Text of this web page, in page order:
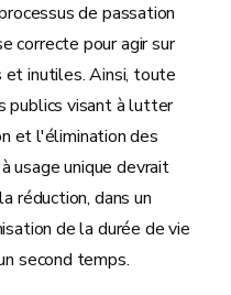
de passation
correcte pour agir sur
inutiles. Ainsi, toute
publics visant à lutter
et l'élimination des
usage unique devrait
réduction, dans un
de la durée de vie
second temps.